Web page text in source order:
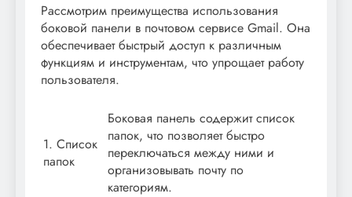
Рассмотрим преимущества использования
боковой панели в почтовом сервисе Gmail. Она
обеспечивает быстрый доступ к различным
функциям и инструментам, что упрощает работу
пользователя.
1. Список
папок
Боковая панель содержит список
папок, что позволяет быстро
переключаться между ними и
организовывать почту по
категориям.